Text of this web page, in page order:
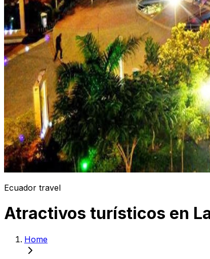
Ecuador travel
Atractivos turísticos en
Home